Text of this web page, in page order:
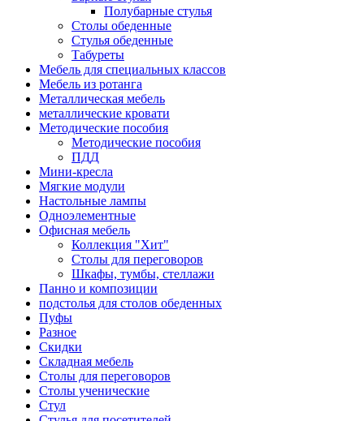
Полубарные стулья
Столы обеденные
Стулья обеденные
Табуреты
Мебель для специальных классов
Мебель из ротанга
Металлическая мебель
металлические кровати
Методические пособия
Методические пособия
ПДД
Мини-кресла
Мягкие модули
Настольные лампы
Одноэлементные
Офисная мебель
Коллекция "Хит"
Столы для переговоров
Шкафы, тумбы, стеллажи
Панно и композиции
подстолья для столов обеденных
Пуфы
Разное
Скидки
Складная мебель
Столы для переговоров
Столы ученические
Стул